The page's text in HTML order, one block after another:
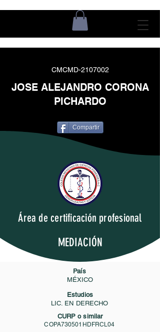
CMCMD-2107002
JOSE ALEJANDRO CORONA
PICHARDO
Compartir
Área de certificación profesional
MEDIACIÓN
País
MÉXICO
Estudios
LIC. EN DERECHO
CURP o similar
COPA730501HDFRCL04